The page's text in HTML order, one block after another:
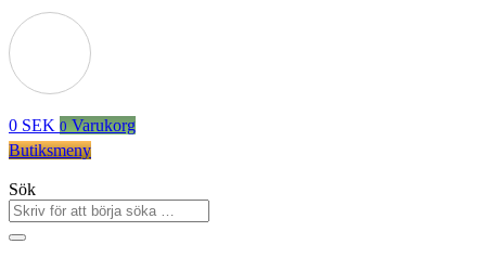
0 SEK 0 Varukorg
Butiksmeny
Sök